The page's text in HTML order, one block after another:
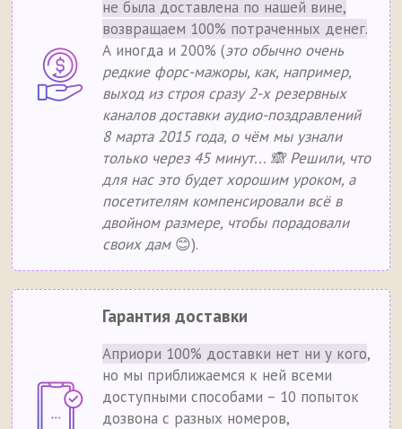
не была доставлена по нашей вине,
возвращаем 100% потраченных денег.
А иногда и 200% (это обычно очень
редкие форс-мажоры, как, например,
выход из строя сразу 2-х резервных
каналов доставки аудио-поздравлений
8 марта 2015 года, о чём мы узнали
только через 45 минут... 🙈 Решили, что
для нас это будет хорошим уроком, а
посетителям компенсировали всё в
двойном размере, чтобы порадовали
своих дам😊).
Гарантия доставки
Априори 100% доставки нет ни у кого,
но мы приближаемся к ней всеми
доступными способами – 10 попыток
дозвона с разных номеров,